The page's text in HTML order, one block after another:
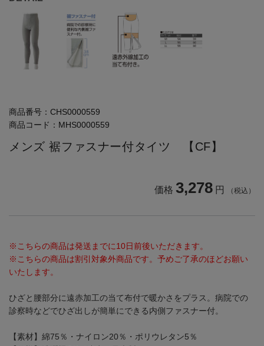
商品番号： CHS0000559
商品コード： MHS0000559
メンズ 裾ファスナー付タイツ 【CF】
価格 3,278 円 （税込）
※こちらの商品は発送までに10日前後いただきます。
※こちらの商品は割引対象外商品です。予めご了承のほどお願い
いたします。
ひざと腰部分に遠赤加工の当て布付で暖かさをプラス。病院での
診察時などでひざ出しが簡単にできる内側ファスナー付。
【素材】綿75％・ナイロン20％・ポリウレタン5％